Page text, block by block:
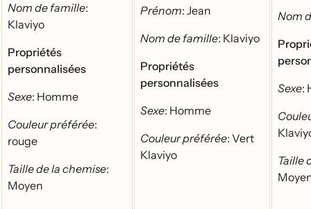
Nom de famille:
Klaviyo
Propriétés
personnalisées
Sexe: Homme
Couleur préférée:
rouge
Taille de la chemise:
Moyen
Prénom: Jean
Nom de famille: Klaviyo
Propriétés
personnalisées
Sexe: Homme
Couleur préférée: Vert
Klaviyo
Nom
Sexe:
Taille